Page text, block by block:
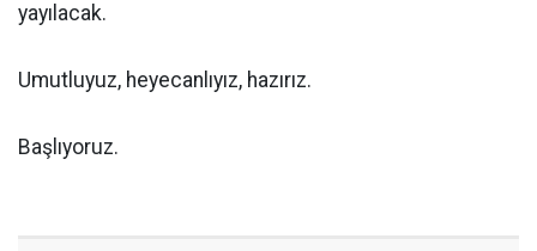
yayılacak.
Umutluyuz, heyecanlıyız, hazırız.
Başlıyoruz.